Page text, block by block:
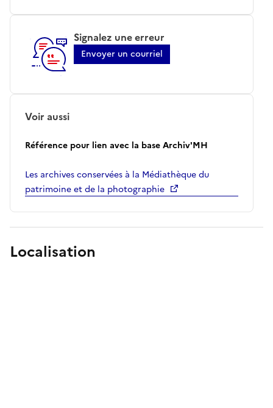
Signalez une erreur
Envoyer un courriel
Voir aussi
Référence pour lien avec la base Archiv'MH
Les archives conservées à la Médiathèque du
patrimoine et de la photographie
Localisation